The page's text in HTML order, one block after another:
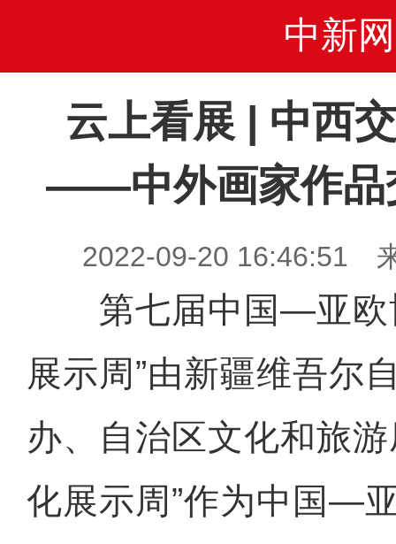
中新网
云上看展 | 中西
——中外画家作品
2022-09-20 16:46:51
第七届中国—亚欧
展示周”由新疆维吾尔
办、自治区文化和旅
化展示周”作为中国—